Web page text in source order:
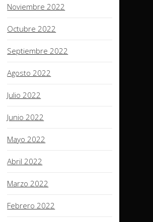
Noviembre 2022
Octubre 2022
Septiembre 2022
Agosto 2022
Julio 2022
Junio 2022
Mayo 2022
Abril 2022
Marzo 2022
Febrero 2022